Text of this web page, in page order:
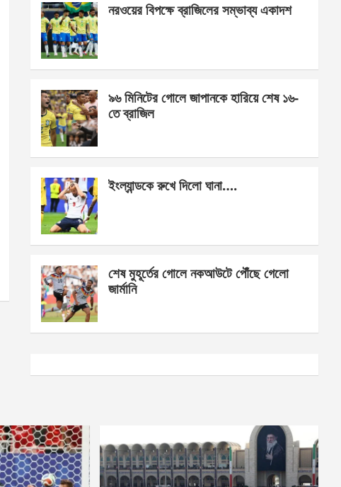
b
o
o
k
n
g
er
s
p
e
নরওয়ের বিপক্ষে ব্রাজিলের সম্ভাব্য একাদশ
৯৬ মিনিটের গোলে জাপানকে হারিয়ে শেষ ১৬-
তে ব্রাজিল
ইংল্যান্ডকে রুখে দিলো ঘানা….
শেষ মুহূর্তের গোলে নকআউটে পৌঁছে গেলো
জার্মানি